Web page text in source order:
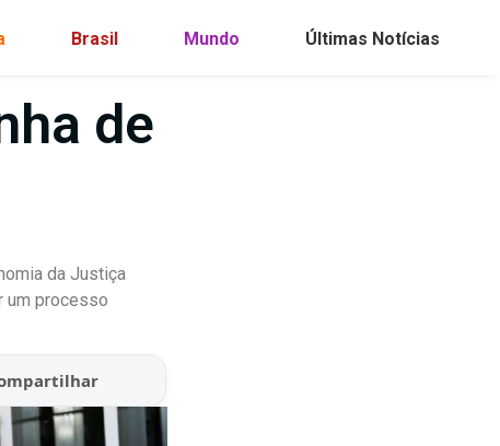
Brasil Mundo Últimas Notícias
de
da Justiça
um processo